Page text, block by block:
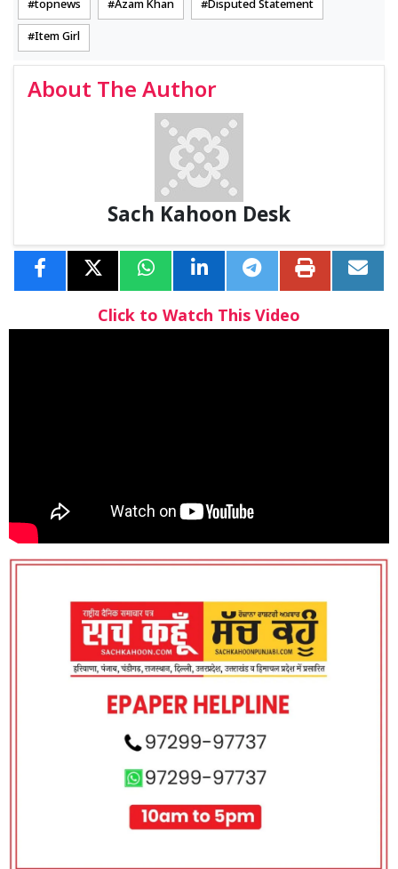
topnews Azam Khan Disputed Statement
Item Girl
About The Author
Sach Kahoon Desk
Click to Watch This Video